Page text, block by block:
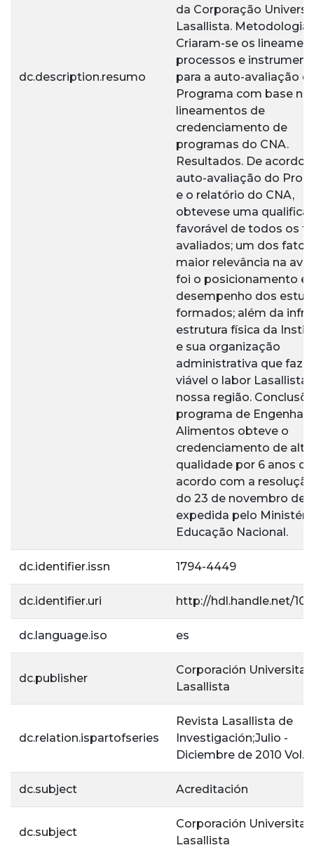
dc.description.resumo
da Corporação
Lasallista. Metodologia.
Criaram-se os
processos e
para a auto-avaliação
Programa com base
lineamentos de
credenciamento de
programas do CNA.
Resultados. De acordo
auto-avaliação do
e o relatório do CNA,
obtevese uma
favorável de todos os
avaliados; um dos
maior relevância na
foi o posicionamento e
desempenho dos
formados; além da
estrutura física da
e sua organização
administrativa que
viável o labor Lasallista
nossa região.
programa de
Alimentos obteve o
credenciamento de alta
qualidade por 6 anos de
acordo com a
do 23 de novembro de
expedida pelo
Educação Nacional.
dc.identifier.issn 1794-4449
dc.identifier.uri http://hdl.handle.net/
dc.language.iso es
dc.publisher
Corporación
Lasallista
dc.relation.ispartofseries
Revista Lasallista de
Investigación;Julio -
Diciembre de 2010
dc.subject Acreditación
dc.subject
Corporación
Lasallista